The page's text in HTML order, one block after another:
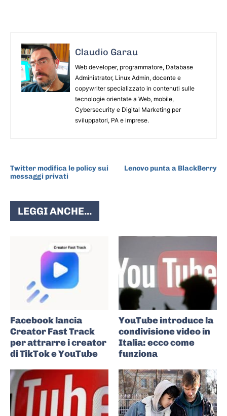
Claudio Garau
Web developer, programmatore, Database
Administrator, Linux Admin, docente e
copywriter specializzato in contenuti sulle
tecnologie orientate a Web, mobile,
Cybersecurity e Digital Marketing per
sviluppatori, PA e imprese.
Twitter modifica le policy sui
messaggi privati
Lenovo punta a BlackBerry
LEGGI ANCHE...
Facebook lancia
Creator Fast Track
per attrarre i creator
di TikTok e YouTube
YouTube introduce la
condivisione video in
Italia: ecco come
funziona